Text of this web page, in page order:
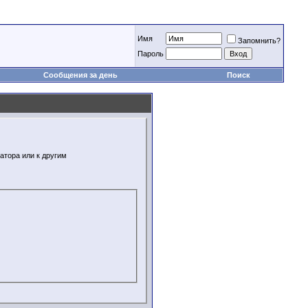
Имя
Запомнить?
Пароль
Сообщения за день Поиск
или к другим